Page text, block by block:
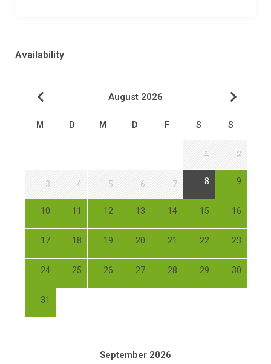
Availability
August 2026
M D M D F S S
1 2
3 4 5 6 7 8 9
10 11 12 13 14 15 16
17 18 19 20 21 22 23
24 25 26 27 28 29 30
31
September 2026